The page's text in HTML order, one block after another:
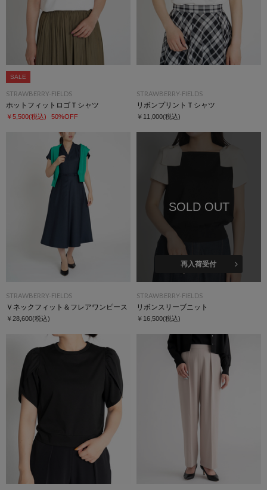
SALE
STRAWBERRY-FIELDS
ホットフィットロゴＴシャツ
￥5,500(税込) 50%OFF
STRAWBERRY-FIELDS
リボンプリントＴシャツ
￥11,000(税込)
STRAWBERRY-FIELDS
Ｖネックフィット＆フレアワンピース
￥28,600(税込)
SOLD OUT
再入荷受付
STRAWBERRY-FIELDS
リボンスリーブニット
￥16,500(税込)